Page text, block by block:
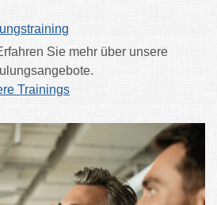
Sie mehr über unsere
Trainings